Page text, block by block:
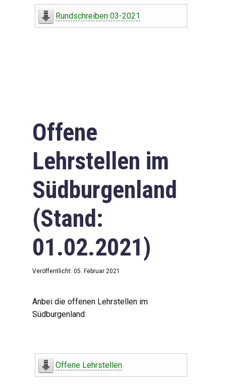
Rundschreiben 03-2021
Offene
Lehrstellen im
Südburgenland
(Stand:
01.02.2021)
Veröffentlicht: 05. Februar 2021
Anbei die offenen Lehrstellen im
Südburgenland:
Offene Lehrstellen